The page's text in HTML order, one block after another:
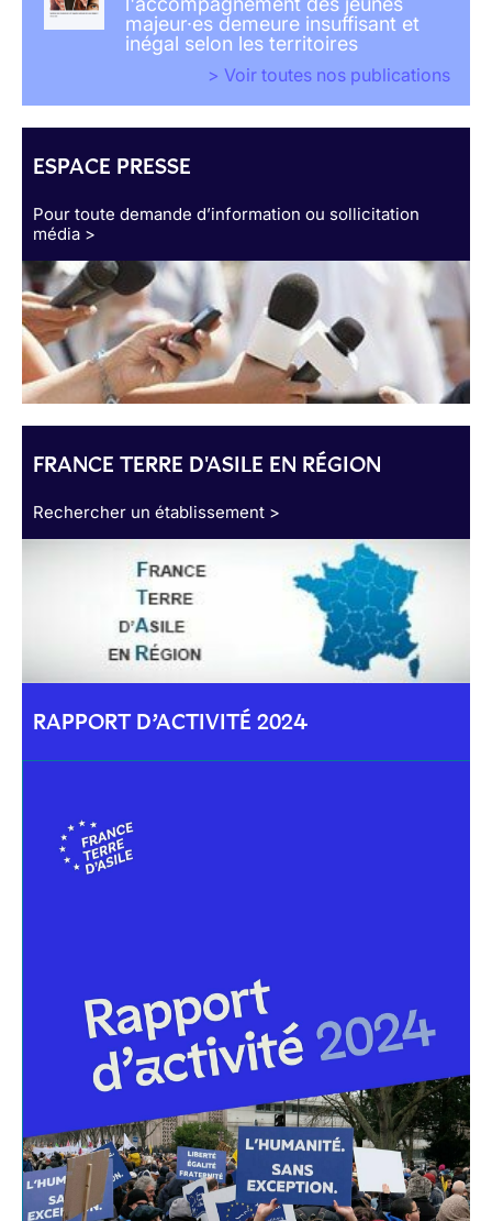
majeur·es demeure insuffisant et
inégal selon les territoires
> Voir toutes nos publications
ESPACE PRESSE
Pour toute demande d’information ou sollicitation
média >
FRANCE TERRE D'ASILE EN RÉGION
Rechercher un établissement >
RAPPORT D’ACTIVITÉ 2024